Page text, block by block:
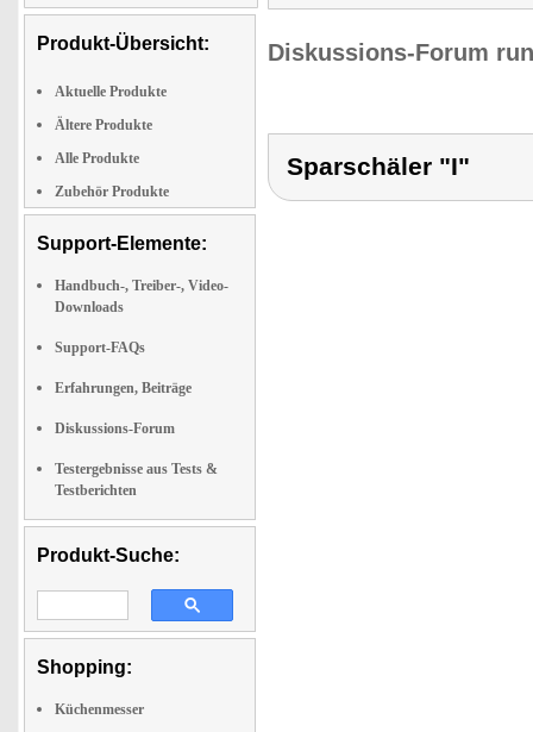
Produkt-Übersicht:
Aktuelle Produkte
Ältere Produkte
Alle Produkte
Zubehör Produkte
Support-Elemente:
Handbuch-, Treiber-, Video-
Downloads
Support-FAQs
Erfahrungen, Beiträge
Diskussions-Forum
Testergebnisse aus Tests &
Testberichten
Produkt-Suche:
Shopping:
Küchenmesser
Diskussions-Forum
Sparschäler "I"